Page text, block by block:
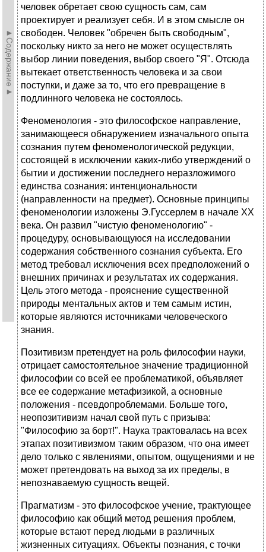
►Содержание►
человек обретает свою сущность сам, сам
проектирует и реализует себя. И в этом смысле он
свободен. Человек "обречен быть свободным",
поскольку никто за него не может осуществлять
выбор линии поведения, выбор своего "Я". Отсюда
вытекает ответственность человека и за свои
поступки, и даже за то, что его превращение в
подлинного человека не состоялось.
Феноменология - это философское направление,
занимающееся обнаружением изначального опыта
сознания путем феноменологической редукции,
состоящей в исключении каких-либо утверждений о
бытии и достижении последнего неразложимого
единства сознания: интенциональности
(направленности на предмет). Основные принципы
феноменологии изложены Э.Гуссерлем в начале XX
века. Он развил "чистую феноменологию" -
процедуру, основывающуюся на исследовании
содержания собственного сознания субъекта. Его
метод требовал исключения всех предположений о
внешних причинах и результатах их содержания.
Цель этого метода - прояснение существенной
природы ментальных актов и тем самым истин,
которые являются источниками человеческого
знания.
Позитивизм претендует на роль философии науки,
отрицает самостоятельное значение традиционной
философии со всей ее проблематикой, объявляет
все ее содержание метафизикой, а основные
положения - псевдопроблемами. Больше того,
неопозитивизм начал свой путь с призыва:
"Философию за борт!". Наука трактовалась на всех
этапах позитивизмом таким образом, что она имеет
дело только с явлениями, опытом, ощущениями и не
может претендовать на выход за их пределы, в
непознаваемую сущность вещей.
Прагматизм - это философское учение, трактующее
философию как общий метод решения проблем,
которые встают перед людьми в различных
жизненных ситуациях. Объекты познания, с точки